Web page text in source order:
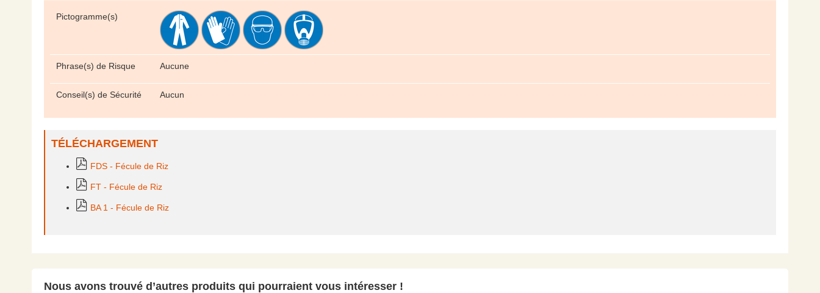
Pictogramme(s)
Phrase(s) de Risque Aucune
Conseil(s) de Sécurité Aucun
TÉLÉCHARGEMENT
FDS - Fécule de Riz
FT - Fécule de Riz
BA 1 - Fécule de Riz
Nous avons trouvé d’autres produits qui pourraient vous intéresser !